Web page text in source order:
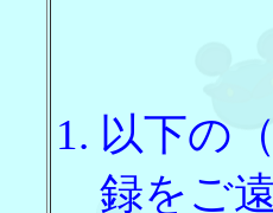
以下の
録をご